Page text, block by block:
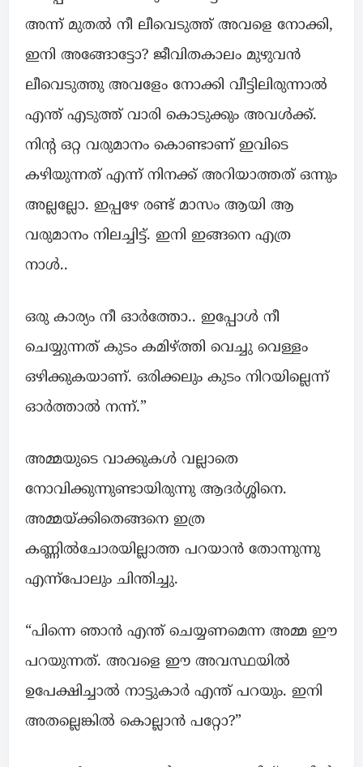
അന്ന് മുതൽ നീ ലീവെടുത്ത്‌ അവളെ നോക്കി,
ഇനി അങ്ങോട്ടോ? ജീവിതകാലം മുഴുവൻ
ലീവെടുത്തു അവളേം നോക്കി വീട്ടിലിരുന്നാൽ
എന്ത് എടുത്ത് വാരി കൊടുക്കും അവൾക്ക്.
നിന്റ ഒറ്റ വരുമാനം കൊണ്ടാണ് ഇവിടെ
കഴിയുന്നത് എന്ന് നിനക്ക് അറിയാത്തത് ഒന്നും
അല്ലല്ലോ. ഇപ്പഴേ രണ്ട് മാസം ആയി ആ
വരുമാനം നിലച്ചിട്ട്. ഇനി ഇങ്ങനെ എത്ര
നാൾ..
ഒരു കാര്യം നീ ഓർത്തോ.. ഇപ്പോൾ നീ
ചെയ്യുന്നത് കുടം കമിഴ്ത്തി വെച്ചു വെള്ളം
ഒഴിക്കുകയാണ്. ഒരിക്കലും കുടം നിറയില്ലെന്ന്
ഓർത്താൽ നന്ന്.”
അമ്മയുടെ വാക്കുകൾ വല്ലാതെ
നോവിക്കുന്നുണ്ടായിരുന്നു ആദർശ്ശിനെ.
അമ്മയ്ക്കിതെങ്ങനെ ഇത്ര
കണ്ണിൽചോരയില്ലാത്ത പറയാൻ തോന്നുന്നു
എന്ന്പോലും ചിന്തിച്ചു.
“പിന്നെ ഞാൻ എന്ത് ചെയ്യണമെന്ന അമ്മ ഈ
പറയുന്നത്. അവളെ ഈ അവസ്ഥയിൽ
ഉപേക്ഷിച്ചാൽ നാട്ടുകാർ എന്ത് പറയും. ഇനി
അതല്ലെങ്കിൽ കൊല്ലാൻ പറ്റോ?”